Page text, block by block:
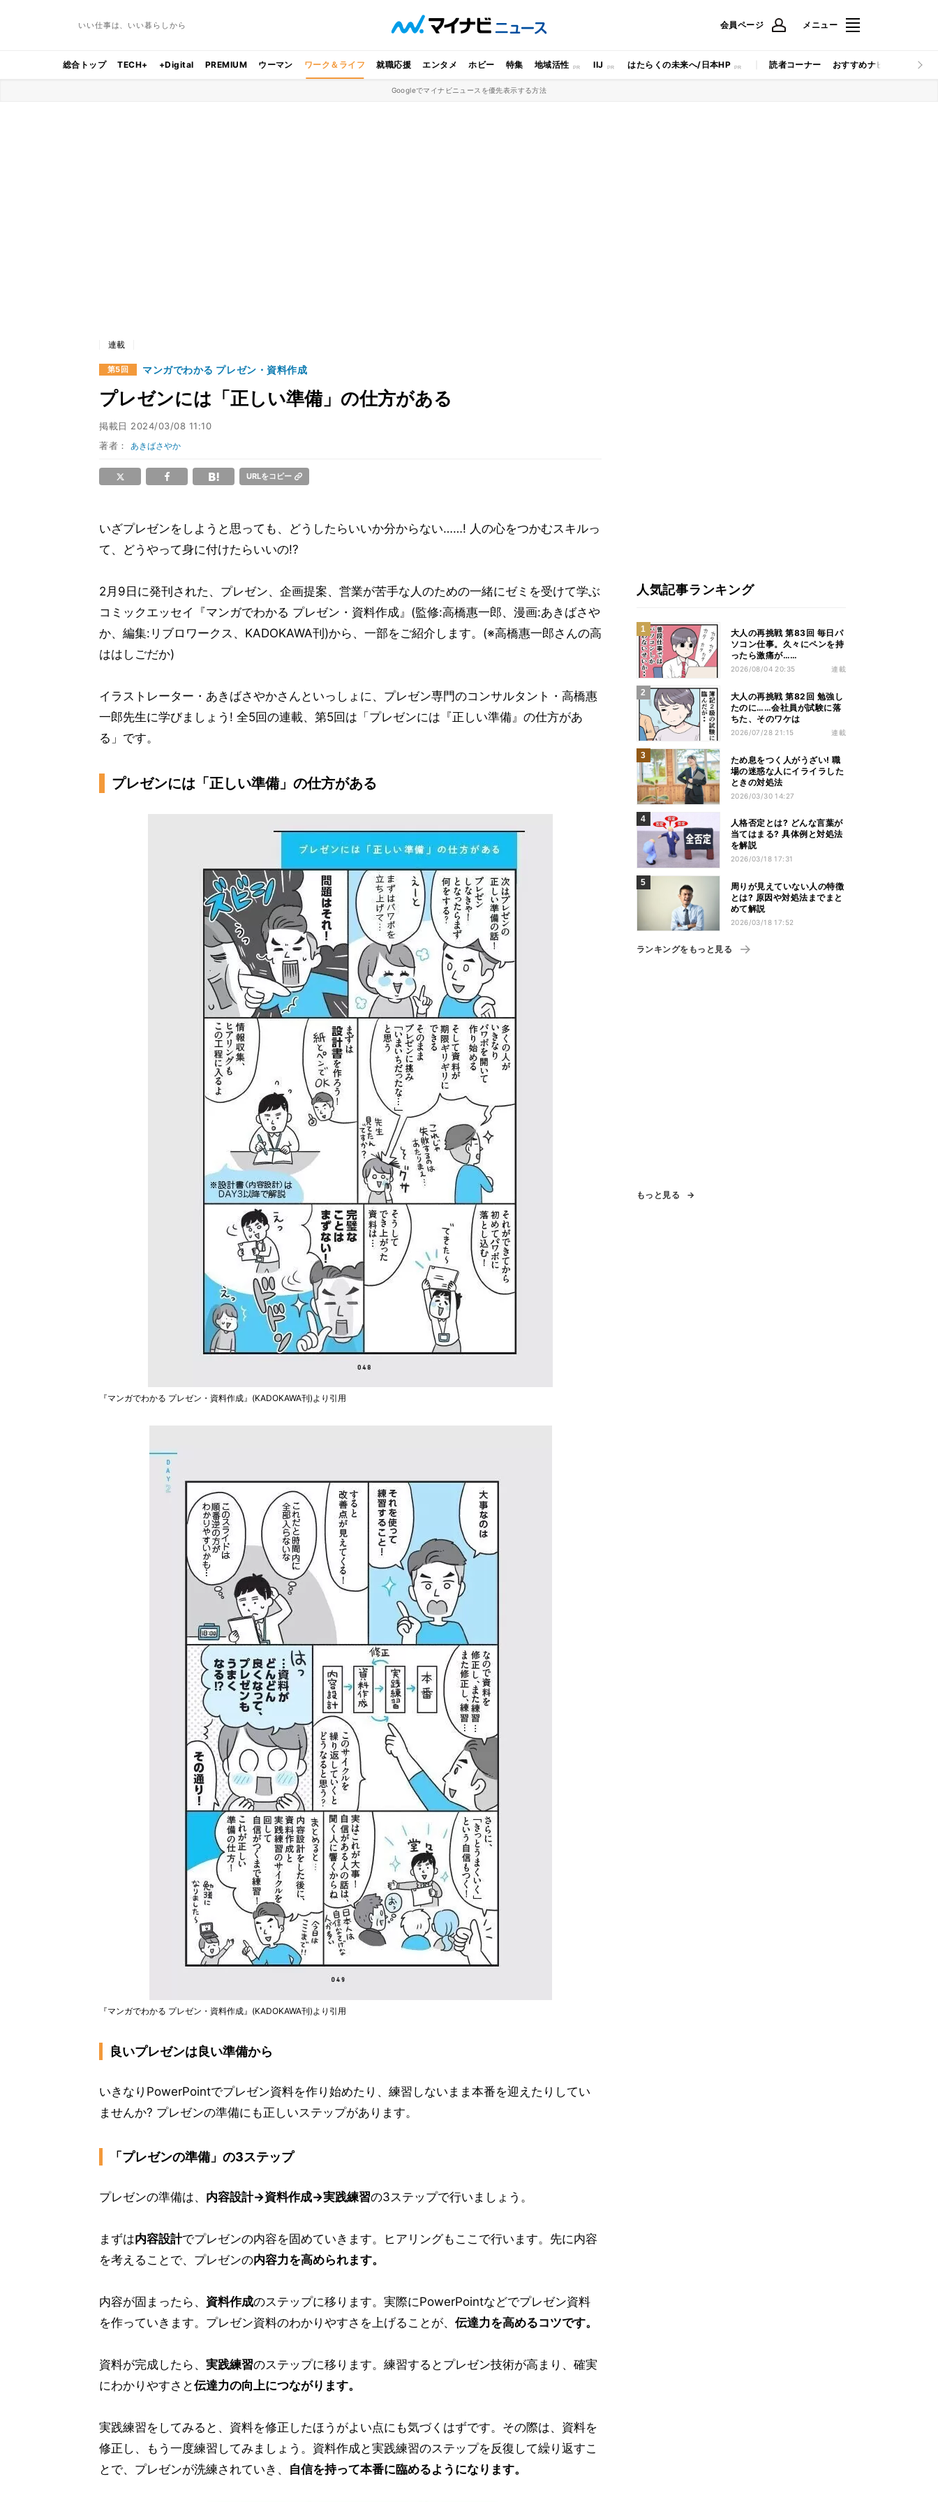
いい仕事は、いい暮らしから 会員ページ メニュー
総合トップ TECH+ +Digital PREMIUM ウーマン ワーク＆ライフ 就職応援 エンタメ ホビー 特集 地域活性 IIJ はたらくの未来へ/日本HP 読者コーナー おすすめナビ マイナビ
Googleでマイナビニュースを優先表示する方法
連載
第5回 マンガでわかる プレゼン・資料作成
プレゼンには「正しい準備」の仕方がある
掲載日 2024/03/08 11:10
著者： あきばさやか
URLをコピー
いざプレゼンをしようと思っても、どうしたらいいか分からない……! 人の心をつかむスキルっ
て、どうやって身に付けたらいいの!?
2月9日に発刊された、プレゼン、企画提案、営業が苦手な人のための一緒にゼミを受けて学ぶ
コミックエッセイ『マンガでわかる プレゼン・資料作成』(監修:高橋惠一郎、漫画:あきばさや
か、編集:リブロワークス、KADOKAWA刊)から、一部をご紹介します。(※高橋惠一郎さんの高
ははしごだか)
イラストレーター・あきばさやかさんといっしょに、プレゼン専門のコンサルタント・高橋惠
一郎先生に学びましょう! 全5回の連載、第5回は「プレゼンには『正しい準備』の仕方があ
る」です。
プレゼンには「正しい準備」の仕方がある
『マンガでわかる プレゼン・資料作成』(KADOKAWA刊)より引用
『マンガでわかる プレゼン・資料作成』(KADOKAWA刊)より引用
良いプレゼンは良い準備から
いきなりPowerPointでプレゼン資料を作り始めたり、練習しないまま本番を迎えたりしてい
ませんか? プレゼンの準備にも正しいステップがあります。
「プレゼンの準備」の3ステップ
プレゼンの準備は、 内容設計→資料作成→実践練習の3ステップで行いましょう。
まずは内容設計でプレゼンの内容を固めていきます。ヒアリングもここで行います。先に内容
を考えることで、プレゼンの内容力を高められます。
内容が固まったら、 資料作成のステップに移ります。実際にPowerPointなどでプレゼン資料
を作っていきます。プレゼン資料のわかりやすさを上げることが、 伝達力を高めるコツです。
資料が完成したら、 実践練習のステップに移ります。練習するとプレゼン技術が高まり、確実
にわかりやすさと伝達力の向上につながります。
実践練習をしてみると、資料を修正したほうがよい点にも気づくはずです。その際は、資料を
修正し、もう一度練習してみましょう。資料作成と実践練習のステップを反復して繰り返すこ
とで、プレゼンが洗練されていき、 自信を持って本番に臨めるようになります。
人気記事ランキング
大人の再挑戦 第83回 毎日パ
ソコン仕事。久々にペンを持
ったら激痛が……
2026/08/04 20:35 連載
大人の再挑戦 第82回 勉強し
たのに……会社員が試験に落
ちた、そのワケは
2026/07/28 21:15 連載
ため息をつく人がうざい! 職
場の迷惑な人にイライラした
ときの対処法
2026/03/30 14:27
人格否定とは? どんな言葉が
当てはまる? 具体例と対処法
を解説
2026/03/18 17:31
周りが見えていない人の特徴
とは? 原因や対処法までまと
めて解説
2026/03/18 17:52
ランキングをもっと見る
もっと見る